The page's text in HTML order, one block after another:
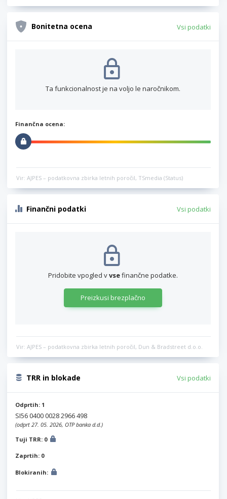
Bonitetna ocena Vsi podatki
Ta funkcionalnost je na voljo le naročnikom.
Finančna ocena:
Vir: AJPES – podatkovna zbirka letnih poročil, TSmedia (Status)
Finančni podatki Vsi podatki
Pridobite vpogled vvsefinančne podatke.
Preizkusi brezplačno
Vir: AJPES – podatkovna zbirka letnih poročil, Dun & Bradstreet d.o.o.
TRR in blokade Vsi podatki
Odprtih: 1
SI56 0400 0028 2966 498
(odprt 27. 05. 2026, OTP banka d.d.)
Tuji TRR: 0
Zaprtih: 0
Blokiranih: